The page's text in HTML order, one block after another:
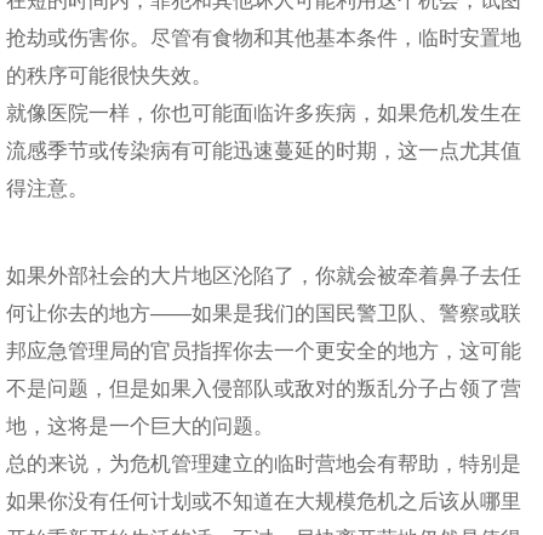
抢劫或伤害你。尽管有食物和其他基本条件，临时安置地
的秩序可能很快失效。
就像医院一样，你也可能面临许多疾病，如果危机发生在
流感季节或传染病有可能迅速蔓延的时期，这一点尤其值
得注意。
如果外部社会的大片地区沦陷了，你就会被牵着鼻子去任
何让你去的地方——如果是我们的国民警卫队、警察或联
邦应急管理局的官员指挥你去一个更安全的地方，这可能
不是问题，但是如果入侵部队或敌对的叛乱分子占领了营
地，这将是一个巨大的问题。
总的来说，为危机管理建立的临时营地会有帮助，特别是
如果你没有任何计划或不知道在大规模危机之后该从哪里